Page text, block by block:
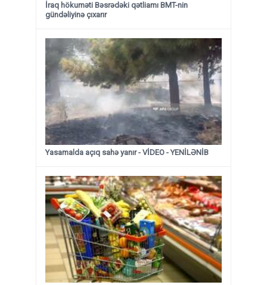
İraq hökuməti Bəsrədəki qətliamı BMT-nin
gündəliyinə çıxarır
Yasamalda açıq sahə yanır - VİDEO - YENİLƏNİB